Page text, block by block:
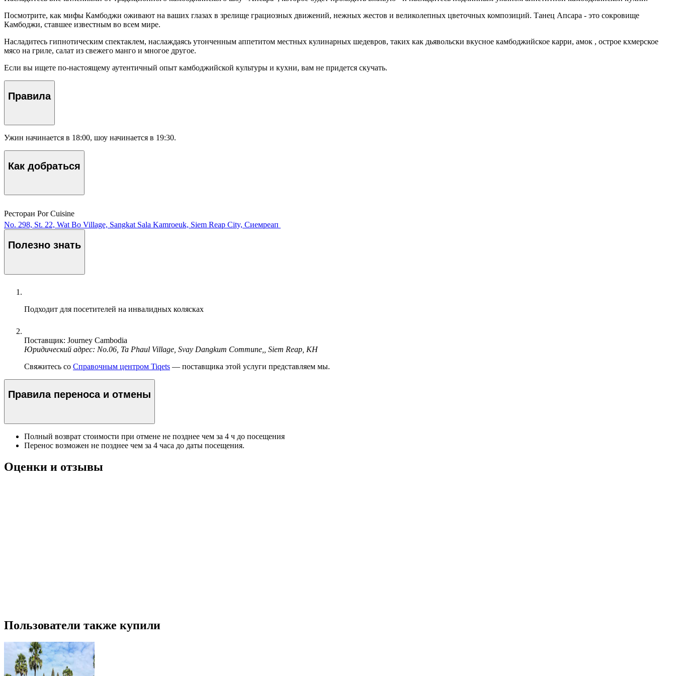
Посмотрите, как мифы Камбоджи оживают на ваших глазах в зрелище грациозных движений, нежных жестов и великолепных цветочных композиций. Танец Апсара - это сокровище
Камбоджи, ставшее известным во всем мире.
Насладитесь гипнотическим спектаклем, наслаждаясь утонченным аппетитом местных кулинарных шедевров, таких как дьявольски вкусное камбоджийское карри, амок , острое кхмерское
мясо на гриле, салат из свежего манго и многое другое.
Если вы ищете по-настоящему аутентичный опыт камбоджийской культуры и кухни, вам не придется скучать.
Правила
Ужин начинается в 18:00, шоу начинается в 19:30.
Как добраться
Ресторан Por Cuisine
No. 298, St. 22, Wat Bo Village, Sangkat Sala Kamroeuk, Siem Reap City, Сиемреап
Полезно знать
Подходит для посетителей на инвалидных колясках
Поставщик: Journey Cambodia
Юридический адрес: No.06, Ta Phaul Village, Svay Dangkum Commune,, Siem Reap, KH
Свяжитесь со Справочным центром Tiqets — поставщика этой услуги представляем мы.
Правила переноса и отмены
Полный возврат стоимости при отмене не позднее чем за 4 ч до посещения
Перенос возможен не позднее чем за 4 часа до даты посещения.
Оценки и отзывы
Пользователи также купили